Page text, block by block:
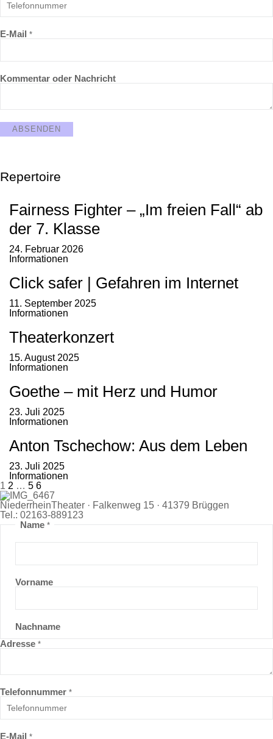
E-Mail *
Kommentar oder Nachricht
ABSENDEN
Repertoire
Fairness Fighter – „Im freien Fall“ ab
der 7. Klasse
24. Februar 2026
Informationen
Click safer | Gefahren im Internet
11. September 2025
Informationen
Theaterkonzert
15. August 2025
Informationen
Goethe – mit Herz und Humor
23. Juli 2025
Informationen
Anton Tschechow: Aus dem Leben
23. Juli 2025
Informationen
1 2 … 5 6
NiederrheinTheater · Falkenweg 15 · 41379 Brüggen
Tel.: 02163-889123
Name *
Vorname
Nachname
Adresse *
Telefonnummer *
E-Mail *